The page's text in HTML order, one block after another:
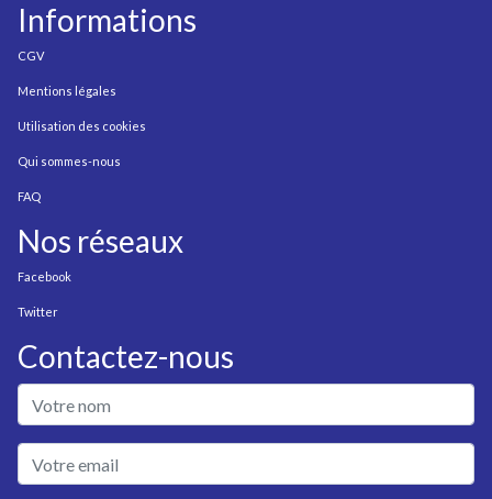
Informations
CGV
Mentions légales
Utilisation des cookies
Qui sommes-nous
FAQ
Nos réseaux
Facebook
Twitter
Contactez-nous